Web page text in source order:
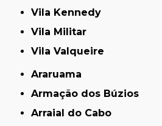
Vila Kennedy
Vila Militar
Vila Valqueire
Araruama
Armação dos Búzios
Arraial do Cabo